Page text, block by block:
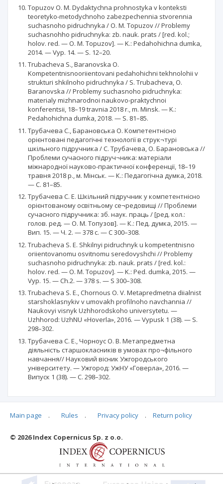
Topuzov O. M. Dydaktychna prohnostyka v konteksti
teoretyko-metodychnoho zabezpechennia stvorennia
suchasnoho pidruchnyka / O. M. Topuzov // Problemy
suchasnohho pidruchnyka: zb. nauk. prats / [red. kol.;
holov. red. — O. M. Topuzov]. — K.: Pedahohichna dumka,
2014. — Vyp. 14. — S. 12–20.
Trubacheva S., Baranovska O.
Kompetentnisnooriientovani pedahohichni tekhnolohii v
strukturi shkilnoho pidruchnyka / S. Trubacheva, O.
Baranovska // Problemy suchasnoho pidruchnyka:
materialy mizhnarodnoi naukovo-praktychnoi
konferentsii, 18–19 travnia 2018 r., m. Minsk. — K.:
Pedahohichna dumka, 2018. — S. 81–85.
Трубачева С., Барановська О. Компетентнісно
орієнтовані педагогічні технології в струк¬турі
шкільного підручника / С. Трубачева, О. Барановська //
Проблеми сучасного підруч¬ника: матеріали
міжнародної науково-практичної конференції, 18–19
травня 2018 р., м. Мінськ. — К.: Педагогічна думка, 2018.
— С. 81–85.
Трубачева С. Е. Шкільний підручник у компетентнісно
орієнтованому освітньому се¬редовищі // Проблеми
сучасного підручника: зб. наук. праць / [ред. кол.:
голов. ред. — О. М. Топузов]. — К.: Пед. думка, 2015. —
Вип. 15. — Ч. 2. — 378 с. — С 300–308.
Trubacheva S. E. Shkilnyi pidruchnyk u kompetentnisno
oriientovanomu osvitnomu seredovyshchi // Problemy
suchasnoho pidruchnyka: zb. nauk. prats / [red. kol.:
holov. red. — O. M. Topuzov]. — K.: Ped. dumka, 2015. —
Vyp. 15. — Ch.2. — 378 s. — S 300–308.
Trubacheva S. E., Chornous O. V. Metapredmetna diialnist
starshoklasnykiv v umovakh profilnoho navchannia //
Naukovyi visnyk Uzhhorodskoho universytetu. —
Uzhhorod: UzhNU «Hoverla», 2016. — Vypusk 1 (38). — S.
298–302.
Трубачева С. Е., Чорноус О. В. Метапредметна
діяльність старшокласників в умовах про¬фільного
навчання// Науковий вісник Ужгородського
університету. — Ужгород: УжНУ «Говерла», 2016. —
Випуск 1 (38). — С. 298–302.
Articles quoting
Main page . Rules . Privacy policy . Return policy
© 2026 Index Copernicus Sp. z o.o.